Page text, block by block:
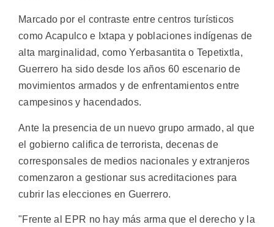
Marcado por el contraste entre centros turísticos
como Acapulco e Ixtapa y poblaciones indígenas de
alta marginalidad, como Yerbasantita o Tepetixtla,
Guerrero ha sido desde los años 60 escenario de
movimientos armados y de enfrentamientos entre
campesinos y hacendados.
Ante la presencia de un nuevo grupo armado, al que
el gobierno califica de terrorista, decenas de
corresponsales de medios nacionales y extranjeros
comenzaron a gestionar sus acreditaciones para
cubrir las elecciones en Guerrero.
"Frente al EPR no hay más arma que el derecho y la